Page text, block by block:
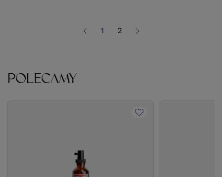
1 2
POLECAMY